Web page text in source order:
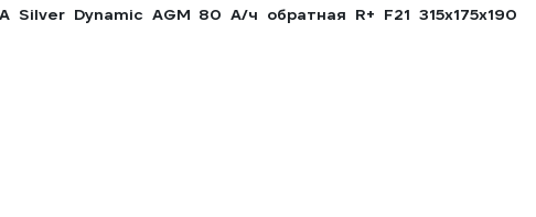
Silver Dynamic AGM 80 А/ч обратная R+ F21 315x175x190